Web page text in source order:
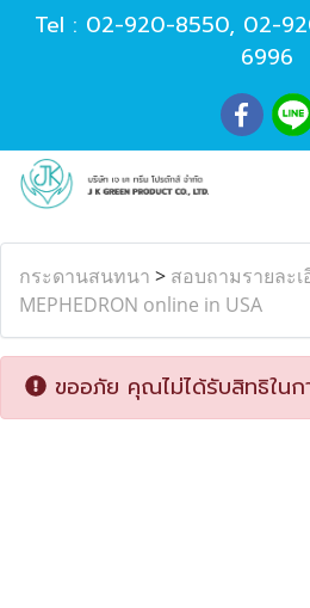
Tel : 02-920-8550, 02-
6996
กระดานสนทนา > สอบถามรายละเ
MEPHEDRON online in USA
ขออภัย คุณไม่ได้รับสิทธิในก